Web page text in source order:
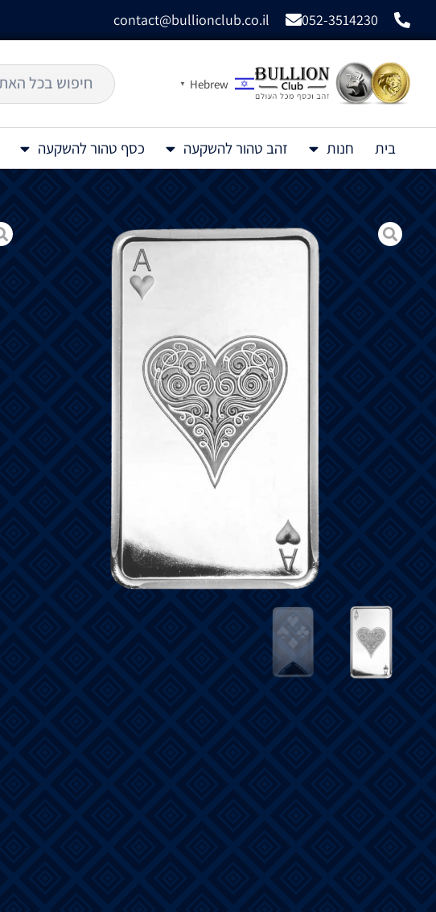
052-3514230
contact@bullionclub.co.il
Hebrew
▼
בית חנות זהב טהור להשקעה כסף טהור להשקעה